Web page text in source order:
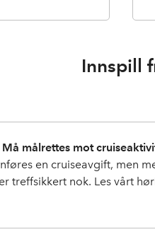
Innspill
målrettes mot
en cruiseavgift, men
treffsikkert nok. Les vårt